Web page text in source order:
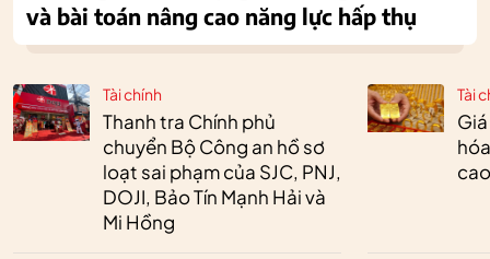
Tài chính
Thanh tra Chính phủ
chuyển Bộ Công an hồ sơ
loạt sai phạm của SJC, PNJ,
DOJI, Bảo Tín Mạnh Hải và
Mi Hồng
Tài
và bài toán nâng cao năng lực hấp thụ